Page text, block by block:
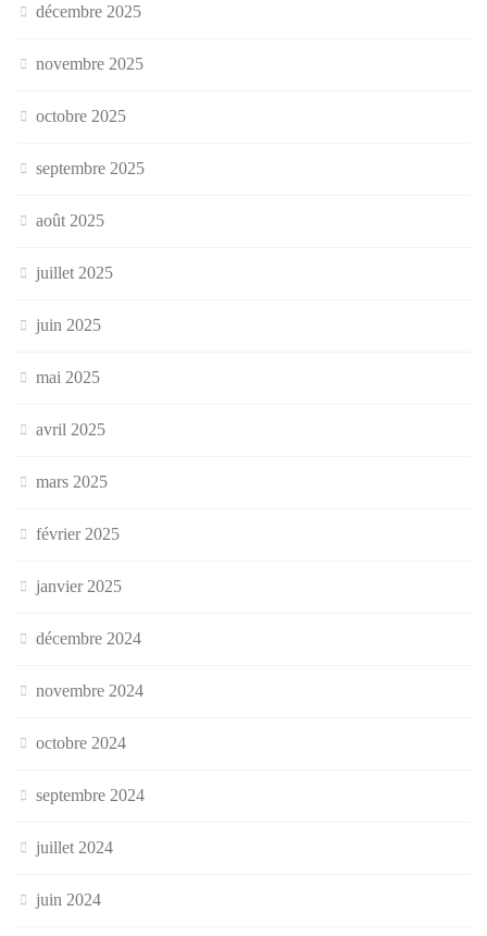
décembre 2025
novembre 2025
octobre 2025
septembre 2025
août 2025
juillet 2025
juin 2025
mai 2025
avril 2025
mars 2025
février 2025
janvier 2025
décembre 2024
novembre 2024
octobre 2024
septembre 2024
juillet 2024
juin 2024